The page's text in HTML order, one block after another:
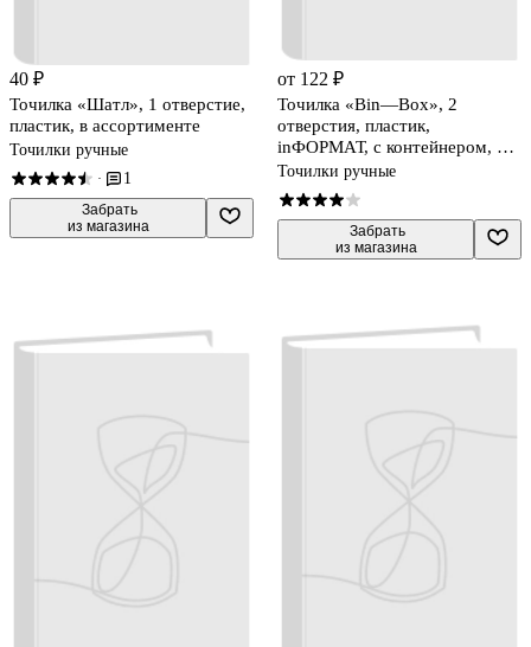
40 ₽
Точилка «Шатл», 1 отверстие,
пластик, в ассортименте
Точилки ручные
· 1
Забрать
из магазина
от 122 ₽
Точилка «Bin—Box», 2
отверстия, пластик,
inФОРМАТ, с контейнером, в
ассортименте
Точилки ручные
Забрать
из магазина